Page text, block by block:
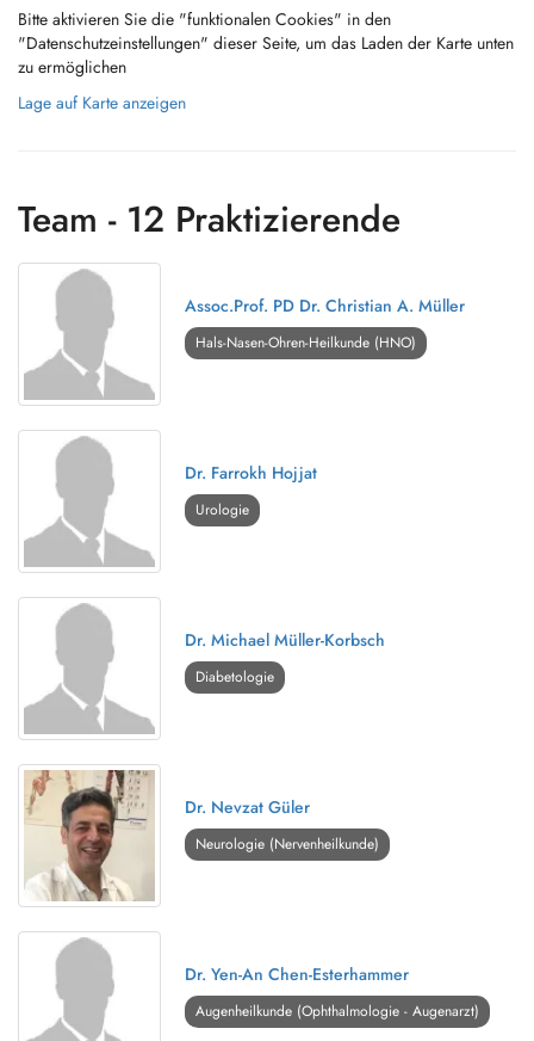
Bitte aktivieren Sie die "funktionalen Cookies" in den
"Datenschutzeinstellungen" dieser Seite, um das Laden der Karte unten
zu ermöglichen
Lage auf Karte anzeigen
Team - 12 Praktizierende
Assoc.Prof. PD Dr. Christian A. Müller
Hals-Nasen-Ohren-Heilkunde (HNO)
Dr. Farrokh Hojjat
Urologie
Dr. Michael Müller-Korbsch
Diabetologie
Dr. Nevzat Güler
Neurologie (Nervenheilkunde)
Dr. Yen-An Chen-Esterhammer
Augenheilkunde (Ophthalmologie - Augenarzt)